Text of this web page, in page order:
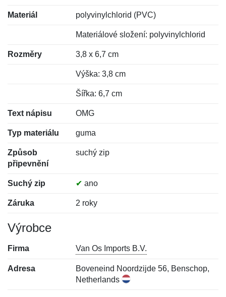
Materiál polyvinylchlorid (PVC)
Materiálové složení: polyvinylchlorid
Rozměry 3,8 x 6,7 cm
Výška: 3,8 cm
Šířka: 6,7 cm
Text nápisu OMG
Typ materiálu guma
Způsob
připevnění
suchý zip
Suchý zip ✔ ano
Záruka 2 roky
Výrobce
Firma Van Os Imports B.V.
Adresa
Boveneind Noordzijde 56, Benschop,
Netherlands